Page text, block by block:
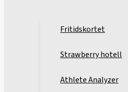
Fritidskortet
Strawberry hotell
Athlete Analyzer